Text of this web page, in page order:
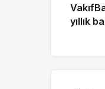
yıllık